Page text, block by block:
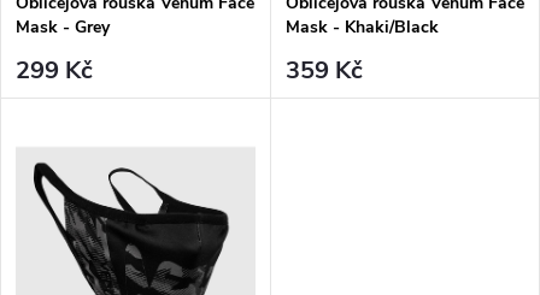
ů
ů
Mask - Grey
299 Kč
Mask - Khaki/Black
359 Kč